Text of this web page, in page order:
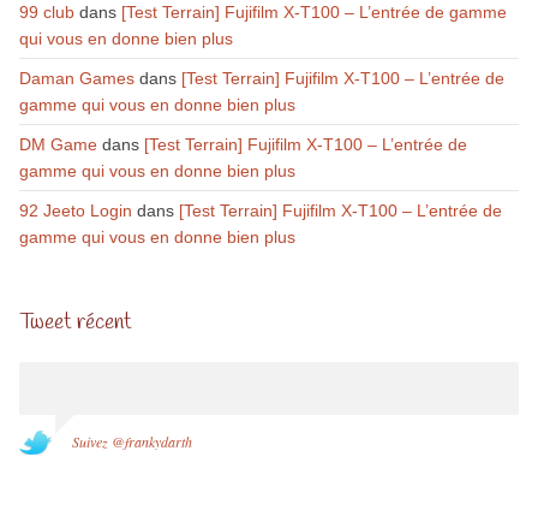
99 clubdans [Test Terrain] Fujifilm X-T100 – L’entrée de gamme
qui vous en donne bien plus
Daman Gamesdans [Test Terrain] Fujifilm X-T100 – L’entrée de
gamme qui vous en donne bien plus
DM Gamedans [Test Terrain] Fujifilm X-T100 – L’entrée de
gamme qui vous en donne bien plus
92 Jeeto Login dans [Test Terrain] Fujifilm X-T100 – L’entrée de
gamme qui vous en donne bien plus
Tweet récent
Suivez @frankydarth